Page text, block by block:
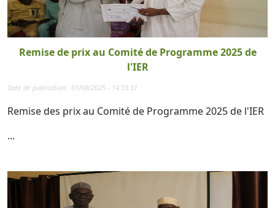
Remise de prix au Comité de Programme 2025 de
l'IER
Date de publication : 01/08/2025 - 14:33:31
Remise des prix au Comité de Programme 2025 de l'IER
...